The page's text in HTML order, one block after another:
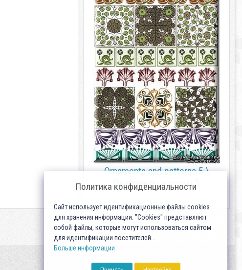
Ornaments and patterns 5 \
Орнаменты и узоры 5
Политика конфиденциальности
Сайт использует идентификационные файлы cookies
для хранения информации. "Cookies" представляют
собой файлы, которые могут использоваться сайтом
для идентификации посетителей...
Больше информации